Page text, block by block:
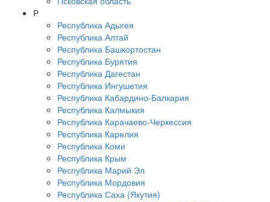
Р
Республика Адыгея
Республика Алтай
Республика Башкортостан
Республика Бурятия
Республика Дагестан
Республика Ингушетия
Республика Кабардино-Балкария
Республика Калмыкия
Республика Карачаево-Черкессия
Республика Карелия
Республика Коми
Республика Крым
Республика Марий Эл
Республика Мордовия
Республика Саха (Якутия)